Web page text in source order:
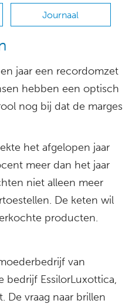
Journaal
jaar een recordomzet
hebben een optisch
nog bij dat de marges
het afgelopen jaar
meer dan het jaar
niet alleen meer
De keten wil
producten.
van
bedrijf EssilorLuxottica,
De vraag naar brillen